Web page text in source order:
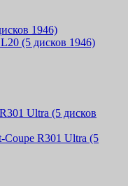
(5 дисков 1946)
R301 Ultra (5